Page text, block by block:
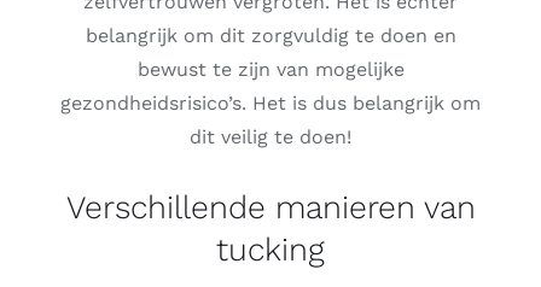
belangrijk om dit zorgvuldig te doen en
bewust te zijn van mogelijke
gezondheidsrisico’s. Het is dus belangrijk om
dit veilig te doen!
Verschillende manieren van
tucking